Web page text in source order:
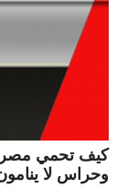
كيف تحمي مصر
وحراس لا ينامون